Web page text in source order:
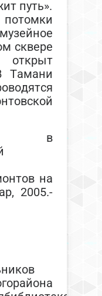
путь».
сквере
Тамани
в
на
2005.-